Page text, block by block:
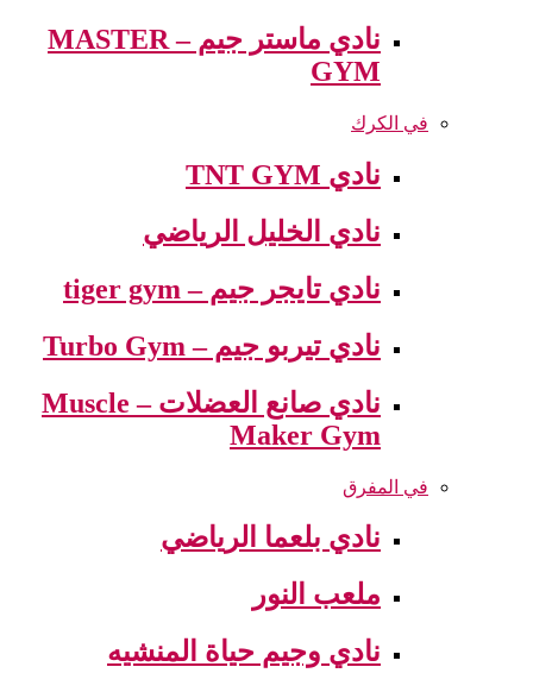
نادي ماستر جيم – MASTER
GYM
في الكرك
نادي TNT GYM
نادي الخليل الرياضي
نادي تايجر جيم – tiger gym
نادي تيربو جيم – Turbo Gym
نادي صانع العضلات – Muscle
Maker Gym
في المفرق
نادي بلعما الرياضي
ملعب النور
نادي وجيم حياة المنشيه